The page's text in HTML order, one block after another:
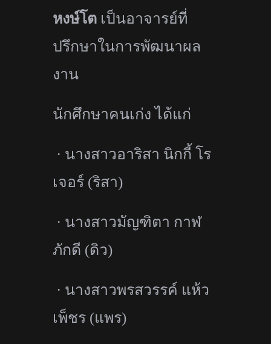
หงษ์โต เป็นอาจารย์ที่
ปรึกษาในการพัฒนาผล
งาน
นักศึกษาคนเก่ง ได้แก่
· นางสาวอาริสา นิกกี้ โร
เจอร์ (ริสา)
· นางสาวมัญฑิตา กาฬ
ภักดี (ดิว)
· นางสาวพรสวรรค์ แห้ว
เพ็ชร (แพร)